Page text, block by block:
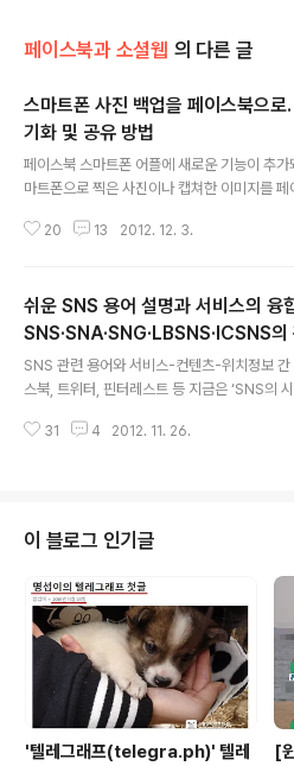
페이스북과 소셜웹 의 다른 글
스마트폰 사진 백업을 페이스북으로
기화 및 공유 방법
페이스북 스마트폰 어플에 새로운 기능이 추가
마트폰으로 찍은 사진이나 캡쳐한 이미지를 페
해서 올릴 수 있는 기능이다. 페이스북이 스마트
텐츠를 풍부하게 하려는 의도로 풀이할 수 있
동기화한다는 것은 무선 인터넷을 통해 사진을
것이니 데이터 용량을 꼭 살핀 후 이용하길 바
은 스마트폰 등의 모바일 기기의 앱에서 먼저
를 설정한 후 웹이나 다른 기기에서 이용할 수
페이스북 최신 어플을 이용중이라면 위 그림과
20 13 2012. 12. 3.
쉬운 SNS 용어 설명과 서비스의 융
SNS·SNA·SNG·LBSNS·ICSNS의
SNS 관련 용어와 서비스-컨텐츠-위치정보 간
스북, 트위터, 핀터레스트 등 지금은 ‘SNS의 시
이전에 있었던 그 어떤 것과 비교할 수 없이 강
안타깝게도 이러한 흐름은 외국, 특히 미국이 주
으며 언제나처럼 수많은 관련 용어들이 쏟아져
다. 아직 완성 단계가 아니어서 하루가 멀다하
어가 등장하고 있고, 그 중에서 어느 정도는 정
대해 의미와 서로 간의 관계를 알아보고자 한
측면의 SNS 용어 SNS..
31 4 2012. 11. 26.
이 블로그 인기글
'텔레그래프(telegra.ph)' 텔레
[